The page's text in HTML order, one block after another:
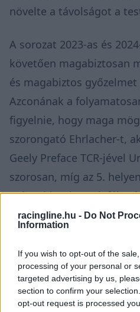
racingline.hu - Do Not
Information
If you wish to opt-out of the
processing of your personal or
targeted advertising by us,
section to confirm your
opt-out request is processed
növelte a távolságot a
A sorozat 2023-as és
követően magabiztosan
és magabiztos
Azconának a
figyelnie, hogy maga
szorongató Ehrlacher-t,
Geely Preface TCR-jével
szorosan, míg az 5.
már több mint másfél
körben Comte
autót, végül pedig be